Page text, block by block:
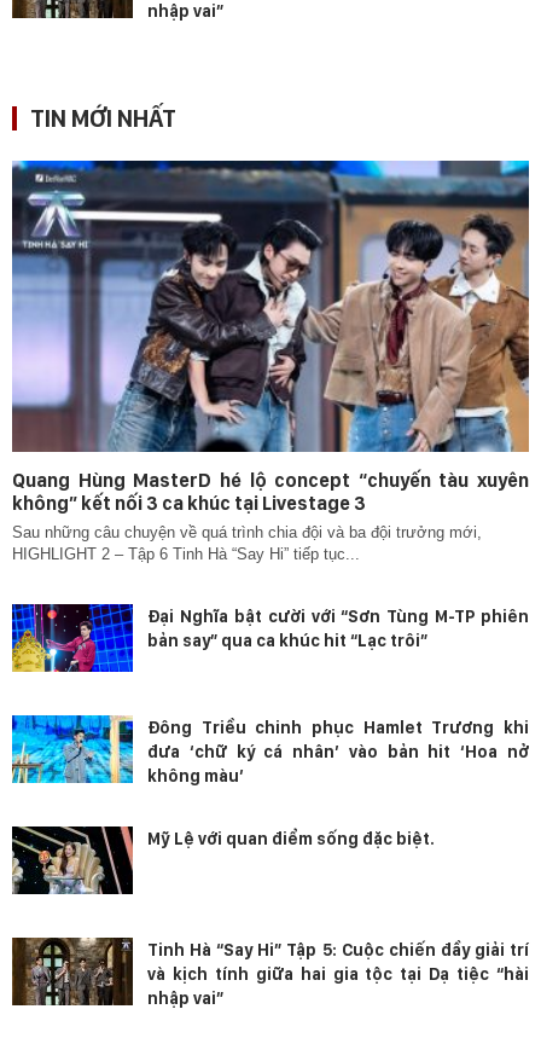
nhập vai”
TIN MỚI NHẤT
Quang Hùng MasterD hé lộ concept “chuyến tàu xuyên
không” kết nối 3 ca khúc tại Livestage 3
Sau những câu chuyện về quá trình chia đội và ba đội trưởng mới,
HIGHLIGHT 2 – Tập 6 Tinh Hà “Say Hi” tiếp tục...
Đại Nghĩa bật cười với “Sơn Tùng M-TP phiên
bản say” qua ca khúc hit “Lạc trôi”
Đông Triều chinh phục Hamlet Trương khi
đưa ‘chữ ký cá nhân’ vào bản hit ‘Hoa nở
không màu’
Mỹ Lệ với quan điểm sống đặc biệt.
Tinh Hà “Say Hi” Tập 5: Cuộc chiến đầy giải trí
và kịch tính giữa hai gia tộc tại Dạ tiệc “hài
nhập vai”